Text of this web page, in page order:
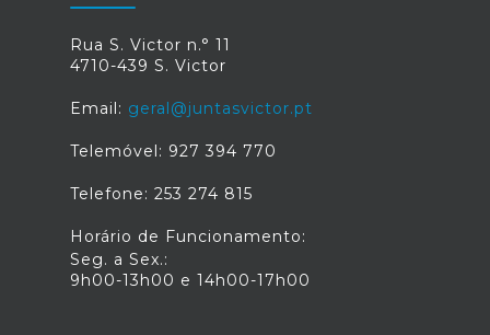
Rua S. Victor n.° 11
4710-439 S. Victor
Email: geral@juntasvictor.pt
Telemóvel: 927 394 770
Telefone: 253 274 815
Horário de Funcionamento:
Seg. a Sex.:
9h00-13h00 e 14h00-17h00